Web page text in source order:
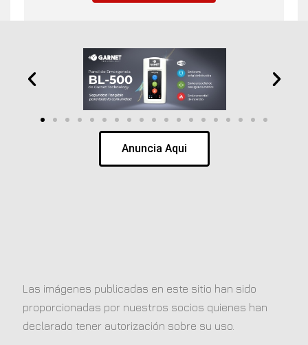
Anuncia Aqui
Las imágenes publicadas en este sitio han sido
proporcionadas por nuestros socios quienes han
declarado tener autorización sobre su uso.